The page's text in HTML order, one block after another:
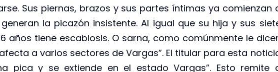
Sus piernas, brazos y sus partes íntimas ya comienzan
la picazón insistente. Al igual que su hija y sus
años tiene escabiosis. O sarna, como comúnmente le
a varios sectores de Vargas”. El titular para esta
pica y se extiende en el estado Vargas”. Esto remite